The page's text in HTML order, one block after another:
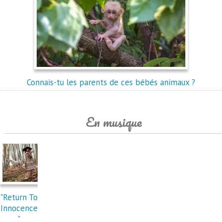
Connais-tu les parents de ces bébés animaux ?
En musique
"Return To
Innocence
"